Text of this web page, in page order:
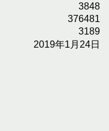
3848
376481
3189
2019年1月24日